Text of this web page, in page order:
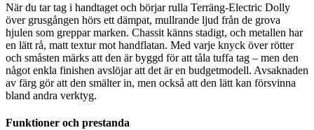
När du tar tag i handtaget och börjar rulla Terräng-Electric Dolly
över grusgången hörs ett dämpat, mullrande ljud från de grova
hjulen som greppar marken. Chassit känns stadigt, och metallen har
en lätt rå, matt textur mot handflatan. Med varje knyck över rötter
och småsten märks att den är byggd för att tåla tuffa tag – men den
något enkla finishen avslöjar att det är en budgetmodell. Avsaknaden
av färg gör att den smälter in, men också att den lätt kan försvinna
bland andra verktyg.
Funktioner och prestanda